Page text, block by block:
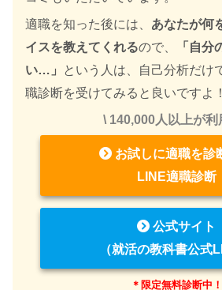
適職を知った後には、 あなたが何
イスを教えてくれるので、
「自分
い…」
という人は、自己分析だけ
職診断を受けてみると良いですよ！
\ 140,000人以上が利
お試しに適職を診
LINE適職診断
公式サイト
（就活の教科書公式
＊限定無料診断中！